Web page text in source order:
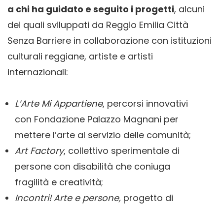
a chi ha guidato e seguito i progetti, alcuni
dei quali sviluppati da Reggio Emilia Città
Senza Barriere in collaborazione con istituzioni
culturali reggiane, artiste e artisti
internazionali:
L’Arte Mi Appartiene, percorsi innovativi
con Fondazione Palazzo Magnani per
mettere l’arte al servizio delle comunità;
Art Factory, collettivo sperimentale di
persone con disabilità che coniuga
fragilità e creatività;
Incontri! Arte e persone, progetto di